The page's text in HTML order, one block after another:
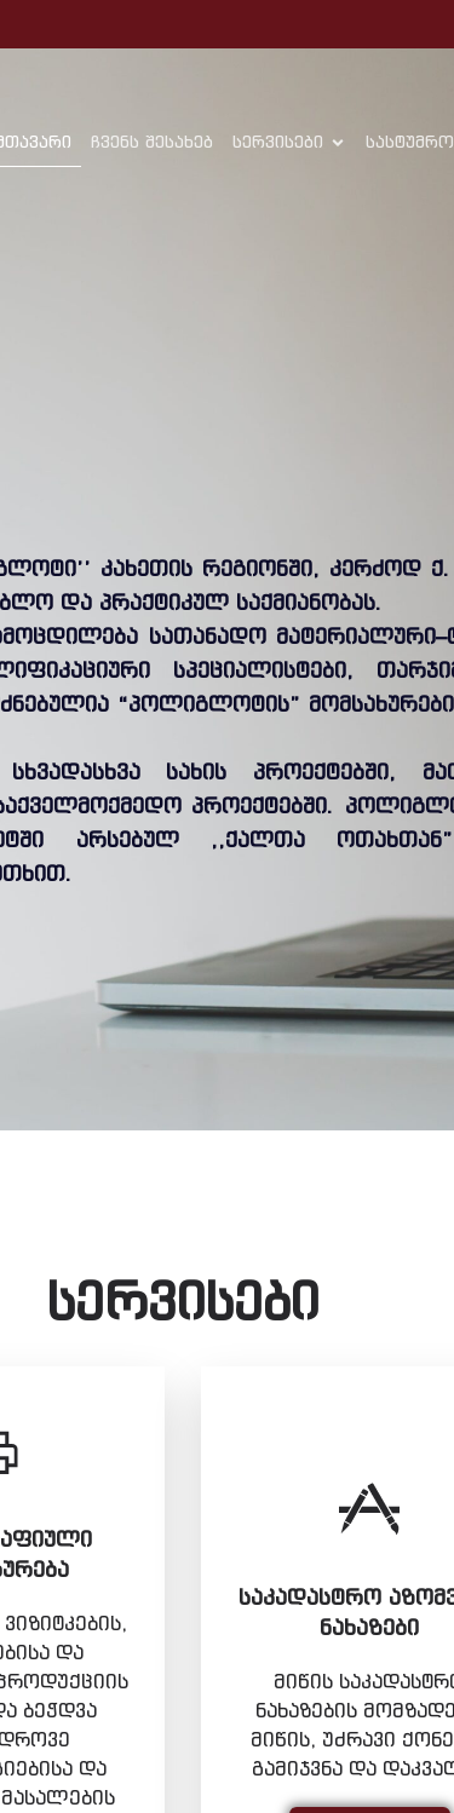
ჩვენს შესახებ სერვისები სასტუმრო
კახეთის რეგიონში, კერძოდ
და პრაქტიკულ საქმიანობას.
სათანადო
სპეციალისტები,
“პოლიგლოტის”
სახის პროექტებში,
პროექტებში.
არსებულ ,,ქალთა
სერვისები
და
ბეჭდვა
და
ᲡᲐᲙᲐᲓᲐᲡᲢᲠᲝ
ᲜᲐᲮᲐᲖᲔᲑᲘ
მიწის
ნახაზების
მიწის, უძრავი
გამიჯვნა და